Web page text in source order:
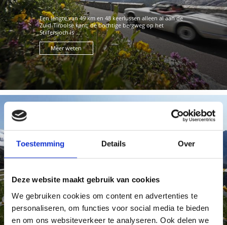
Toestemming Details Over
Deze website maakt gebruik van cookies
We gebruiken cookies om content en advertenties te
personaliseren, om functies voor social media te bieden
en om ons websiteverkeer te analyseren. Ook delen we
Een lengte van 49 km en 48 keerlussen alleen al aan de
Zuid-Tiroolse kant: de bochtige bergweg op het
Stilfersjoch is ...
Meer weten
De Stelvio National Park is het op één na grootste
natuurreservaten in het Alpengebied. Gletsjers en
rotsachtige ...
Meer weten